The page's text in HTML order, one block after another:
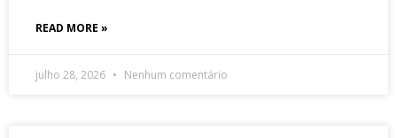
READ MORE »
julho 28, 2026 Nenhum comentário